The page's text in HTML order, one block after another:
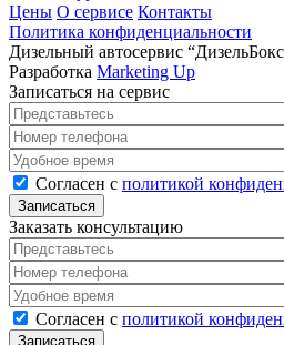
Цены О сервисе Контакты
Политика конфиденциальности
Дизельный автосервис
Разработка Marketing Up
Записаться на сервис
Представьтесь
Номер телефона
Удобное время
Согласен с политикой
Согласен с политикой
Заказать консультацию
Представьтесь
Номер телефона
Удобное время
Согласен с политикой
Согласен с политикой